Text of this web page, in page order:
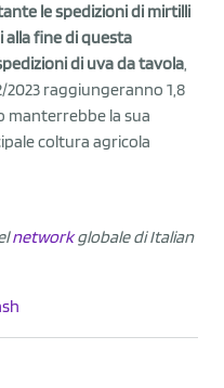
le spedizioni di mirtilli
alla fine di questa
di uva da tavola,
2023 raggiungeranno 1,8
manterrebbe la sua
coltura agricola
networkglobale di Italian